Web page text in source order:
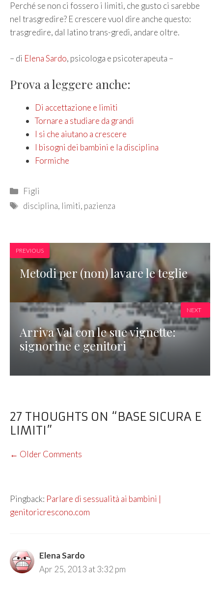
Perché se non ci fossero i limiti, che gusto ci sarebbe
nel trasgredire? E crescere vuol dire anche questo:
trasgredire, dal latino trans-gredi, andare oltre.
– di Elena Sardo, psicologa e psicoterapeuta –
Prova a leggere anche:
Di accettazione e limiti
Tornare a studiare da grandi
I si che aiutano a crescere
I bisogni dei bambini e la disciplina
Formiche
Categories
Figli
Tags
disciplina, limiti, pazienza
PREVIOUS
Metodi per (non) lavare le teglie
Arriva Val con le sue vignette:
signorine e genitori
NEXT
27 THOUGHTS ON “BASE SICURA E
LIMITI”
COMMENT
← Older Comments
Pingback: Parlare di sessualità ai bambini |
genitoricrescono.com
Elena Sardo
Apr 25, 2013 at 3:32 pm